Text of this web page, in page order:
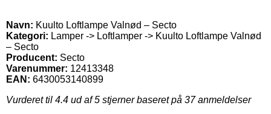
Navn: Kuulto Loftlampe Valnød – Secto
Kategori: Lamper -> Loftlamper -> Kuulto Loftlampe Valnød
– Secto
Producent: Secto
Varenummer: 12413348
EAN: 6430053140899
Vurderet til 4.4 ud af 5 stjerner baseret på 37anmeldelser